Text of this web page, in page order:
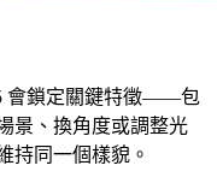
會鎖定關鍵特徵——包
景、換角度或調整光
持同一個樣貌。